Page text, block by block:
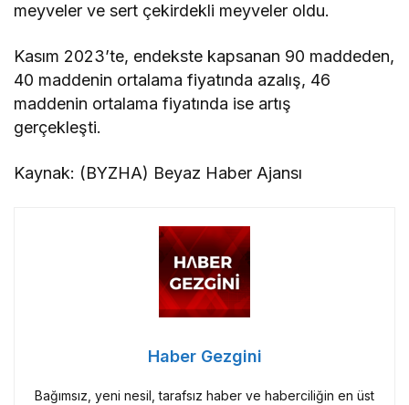
meyveler ve sert çekirdekli meyveler oldu.
Kasım 2023’te, endekste kapsanan 90 maddeden,
40 maddenin ortalama fiyatında azalış, 46
maddenin ortalama fiyatında ise artış
gerçekleşti.
Kaynak: (BYZHA) Beyaz Haber Ajansı
Haber Gezgini
Bağımsız, yeni nesil, tarafsız haber ve haberciliğin en üst